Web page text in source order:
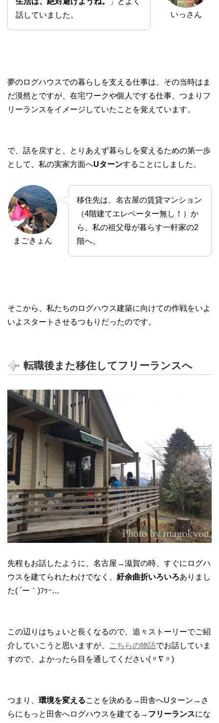
いっさん
話していました。
夢のログハウスでの暮らしを支える仕事は、その当時はま
だ漠然とですが、在宅ワークや個人でする仕事、つまりフ
リーランスをイメージしていたことを覚えています。
で、話を戻すと、とりあえず暮らしを変えるための第一歩
として、私の実家方面へUターンすることにしました。
まごきょん
移住先は、名古屋の賃貸マンション
（4階建てエレベーター無し！）か
ら、私の祖父母が暮らす一軒家の2
階へ。
そこから、私たちのログハウス建築に向けての作戦をいよ
いよスタートさせるつもりだったのです。
転職後また移住してフリーランスへ
先程もお話したように、名古屋→滋賀の時、すぐにログハ
ウスを建てられたわけでなく、 紆余曲折いろいろありまし
た( ´ー｀)ﾌｩｰ…
この辺りはちょいと長くなるので、追々ストーリーでご紹
介していこうと思いますが、
こちらの物語でお話していま
すので、よかったら目を通してください(〃∇〃)
つまり、 環境を変えることを決める→田舎へUターン→さ
らにもっと田舎へログハウスを建てる→ フリーランスにな